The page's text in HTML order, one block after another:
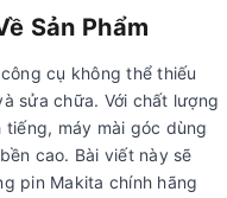
Sản Phẩm
cụ không thể thiếu
sửa chữa. Với chất lượng
máy mài góc dùng
cao. Bài viết này sẽ
pin Makita chính hãng